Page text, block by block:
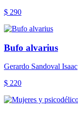
$ 290
Bufo alvarius
Gerardo Sandoval Isaac
$ 220